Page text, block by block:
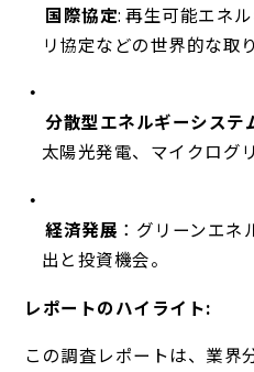
国際協定: 再生可能エネ
リ協定などの世界的な取
分散型エネルギーシステ
太陽光発電、マイクログ
経済発展 ：グリーンエ
出と投資機会。
レポートのハイライト:
この調査レポートは、業界